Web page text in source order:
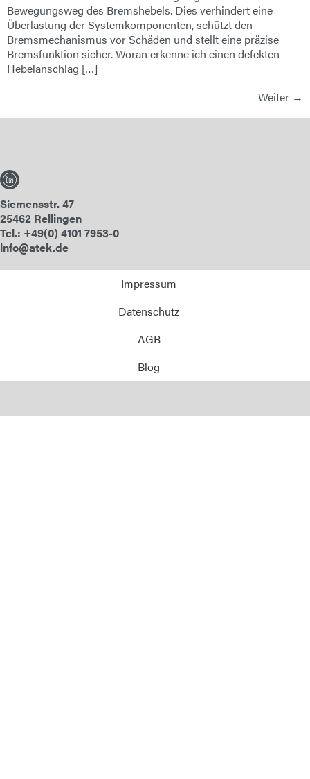
Bewegungsweg des Bremshebels. Dies verhindert eine
Überlastung der Systemkomponenten, schützt den
Bremsmechanismus vor Schäden und stellt eine präzise
Bremsfunktion sicher. Woran erkenne ich einen defekten
Hebelanschlag […]
Weiter →
Siemensstr. 47
25462 Rellingen
Tel.: +49(0) 4101 7953-0
info@atek.de
Impressum
Datenschutz
AGB
Blog